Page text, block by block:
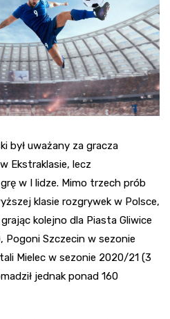
był uważany za gracza
Ekstraklasie, lecz
w I lidze. Mimo trzech prób
klasie rozgrywek w Polsce,
kolejno dla Piasta Gliwice
Pogoni Szczecin w sezonie
Mielec w sezonie 2020/21 (3
jednak ponad 160